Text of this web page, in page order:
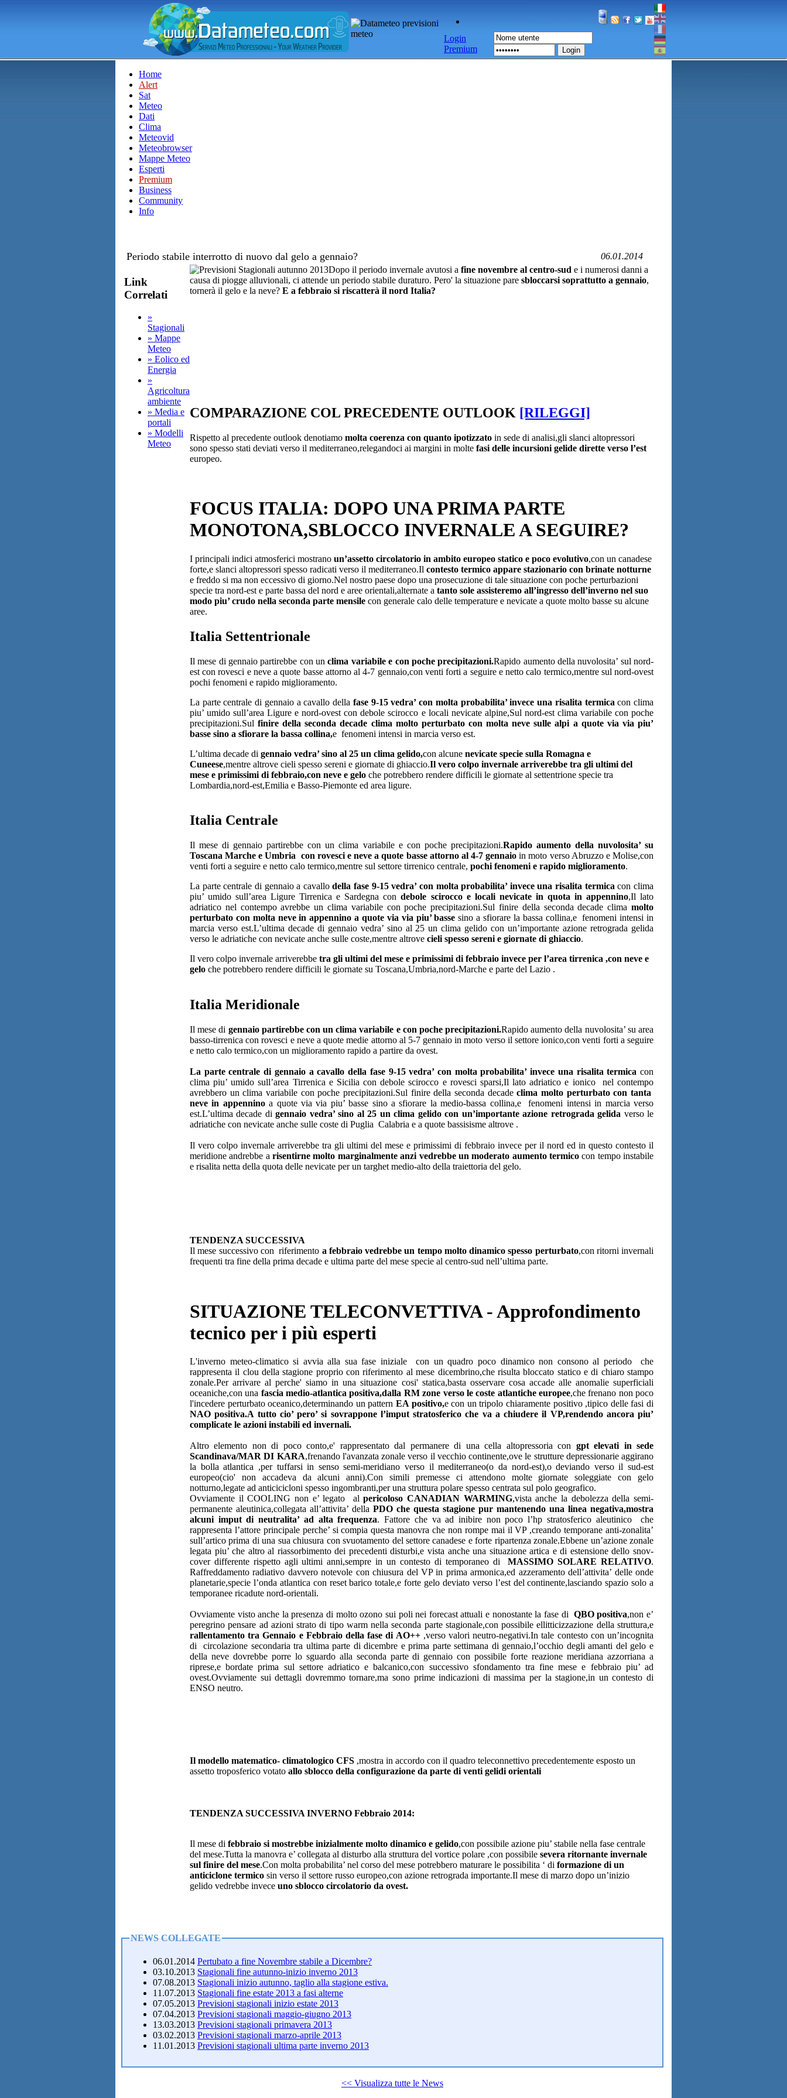
Login
Premium
Login
Home
Alert
Sat
Meteo
Dati
Clima
Meteovid
Meteobrowser
Mappe Meteo
Esperti
Premium
Business
Community
Info
Periodo stabile interrotto di nuovo dal gelo a gennaio? 06.01.2014
Link
Correlati
»
Stagionali
» Mappe
Meteo
» Eolico ed
Energia
»
Agricoltura
ambiente
» Media e
portali
» Modelli
Meteo
Dopo il periodo invernale avutosi a fine novembre al centro-sud e i numerosi danni a
causa di piogge alluvionali, ci attende un periodo stabile duraturo. Pero' la situazione pare sbloccarsi soprattutto a gennaio,
tornerà il gelo e la neve? E a febbraio si riscatterà il nord Italia?
COMPARAZIONE COL PRECEDENTE OUTLOOK [RILEGGI]
Rispetto al precedente outlook denotiamo molta coerenza con quanto ipotizzato in sede di analisi,gli slanci altopressori
sono spesso stati deviati verso il mediterraneo,relegandoci ai margini in molte fasi delle incursioni gelide dirette verso l’est
europeo.
FOCUS ITALIA: DOPO UNA PRIMA PARTE
MONOTONA,SBLOCCO INVERNALE A SEGUIRE?
I principali indici atmosferici mostrano un’assetto circolatorio in ambito europeo statico e poco evolutivo,con un canadese
forte,e slanci altopressori spesso radicati verso il mediterraneo.Il contesto termico appare stazionario con brinate notturne
e freddo si ma non eccessivo di giorno.Nel nostro paese dopo una prosecuzione di tale situazione con poche perturbazioni
specie tra nord-est e parte bassa del nord e aree orientali,alternate a tanto sole assisteremo all’ingresso dell’inverno nel suo
modo piu’ crudo nella seconda parte mensile con generale calo delle temperature e nevicate a quote molto basse su alcune
aree.
Italia Settentrionale
Il mese di gennaio partirebbe con unclima variabile e con poche precipitazioni.Rapido aumento della nuvolosita’ sul nord-
est con rovesci e neve a quote basse attorno al 4-7 gennaio,con venti forti a seguire e netto calo termico,mentre sul nord-ovest
pochi fenomeni e rapido miglioramento.
La parte centrale di gennaio a cavallo della fase 9-15 vedra’ con molta probabilita’ invece una risalita termica con clima
piu’ umido sull’area Ligure e nord-ovest con debole scirocco e locali nevicate alpine,Sul nord-est clima variabile con poche
precipitazioni.Sulfinire della seconda decade clima molto perturbato con molta neve sulle alpi a quote via via piu’
basse sino a sfiorare la bassa collina,e fenomeni intensi in marcia verso est.
L’ultima decade di gennaio vedra’ sino al 25 un clima gelido,con alcune nevicate specie sulla Romagna e
Cuneese,mentre altrove cieli spesso sereni e giornate di ghiaccio.Il vero colpo invernale arriverebbe tra gli ultimi del
mese e primissimi di febbraio,con neve e gelo che potrebbero rendere difficili le giornate al settentrione specie tra
Lombardia,nord-est,Emilia e Basso-Piemonte ed area ligure.
Italia Centrale
Il mese di gennaio partirebbe con un clima variabile e con poche precipitazioni.Rapido aumento della nuvolosita’ su
Toscana Marche e Umbria con rovesci e neve a quote basse attorno al 4-7 gennaio in moto verso Abruzzo e Molise,con
venti forti a seguire e netto calo termico,mentre sul settore tirrenico centrale, pochi fenomeni e rapido miglioramento.
La parte centrale di gennaio a cavallodella fase 9-15 vedra’ con molta probabilita’ invece una risalita termica con clima
piu’ umido sull’area Ligure Tirrenica e Sardegna con debole scirocco e locali nevicate in quota in appennino,Il lato
adriatico nel contempo avrebbe un clima variabile con poche precipitazioni.Sul finire della seconda decade clima molto
perturbato con molta neve in appennino a quote via via piu’ basse sino a sfiorare la bassa collina,e fenomeni intensi in
marcia verso est.L’ultima decade di gennaio vedra’ sino al 25 un clima gelido con un’importante azione retrograda gelida
verso le adriatiche con nevicate anche sulle coste,mentre altrove cieli spesso sereni e giornate di ghiaccio.
Il vero colpo invernale arriverebbe tra gli ultimi del mese e primissimi di febbraio invece per l’area tirrenica ,con neve e
gelo che potrebbero rendere difficili le giornate su Toscana,Umbria,nord-Marche e parte del Lazio .
Italia Meridionale
Il mese di gennaio partirebbe con un clima variabile e con poche precipitazioni.Rapido aumento della nuvolosita’ su area
basso-tirrenica con rovesci e neve a quote medie attorno al 5-7 gennaio in moto verso il settore ionico,con venti forti a seguire
e netto calo termico,con un miglioramento rapido a partire da ovest.
La parte centrale di gennaio a cavallo della fase 9-15 vedra’ con molta probabilita’ invece una risalita termica con
clima piu’ umido sull’area Tirrenica e Sicilia con debole scirocco e rovesci sparsi,Il lato adriatico e ionico nel contempo
avrebbero un clima variabile con poche precipitazioni.Sul finire della seconda decadeclima molto perturbato con tanta
neve in appenninoa quote via via piu’ basse sino a sfiorare la medio-bassa collina,e fenomeni intensi in marcia verso
est.L’ultima decade di gennaio vedra’ sino al 25 un clima gelido con un’importante azione retrograda gelida verso le
adriatiche con nevicate anche sulle coste di Puglia Calabria e a quote bassisisme altrove .
Il vero colpo invernale arriverebbe tra gli ultimi del mese e primissimi di febbraio invece per il nord ed in questo contesto il
meridione andrebbe arisentirne molto marginalmente anzi vedrebbe un moderato aumento termicocon tempo instabile
e risalita netta della quota delle nevicate per un targhet medio-alto della traiettoria del gelo.
TENDENZA SUCCESSIVA
Il mese successivo con riferimento a febbraio vedrebbe un tempo molto dinamico spesso perturbato,con ritorni invernali
frequenti tra fine della prima decade e ultima parte del mese specie al centro-sud nell’ultima parte.
SITUAZIONE TELECONVETTIVA - Approfondimento
tecnico per i più esperti
L'inverno meteo-climatico si avvia alla sua fase iniziale con un quadro poco dinamico non consono al periodo
che
rappresenta il clou della stagione proprio con riferimento al mese dicembrino,che risulta bloccato statico e di chiaro stampo
zonale.Per arrivare al perche' siamo in una situazione cosi' statica,basta osservare cosa accade alle anomalie superficiali
oceaniche,con una fascia medio-atlantica positiva,dalla RM zone verso le coste atlantiche europee,che frenano non poco
l'incedere perturbato oceanico,determinando un pattern EA positivo,e con un tripolo chiaramente positivo ,tipico delle fasi di
NAO positiva.A tutto cio’ pero’ si sovrappone l’imput stratosferico che va a chiudere il VP,rendendo ancora piu’
complicate le azioni instabili ed invernali.
Altro elemento non di poco conto,e' rappresentato dal permanere di una cella altopressoria con gpt elevati in sede
Scandinava/MAR DI KARA,frenando l'avanzata zonale verso il vecchio continente,ove le strutture depressionarie aggirano
la bolla atlantica ,per tuffarsi in senso semi-meridiano verso il mediterraneo(o da nord-est),o deviando verso il sud-est
europeo(cio' non accadeva da alcuni anni).Con simili premesse ci attendono molte giornate soleggiate con gelo
notturno,legate ad anticicicloni spesso ingombranti,per una struttura polare spesso centrata sul polo geografico.
Ovviamente il COOLING non e’ legato
alpericoloso CANADIAN WARMING,vista anche la debolezza della semi-
permanente aleutinica,collegata all’attivita’ della PDO che questa stagione pur mantenendo una linea negativa,mostra
alcuni imput di neutralita’ ad alta frequenza. Fattore che va ad inibire non poco l’hp stratosferico aleutinico che
rappresenta l’attore principale perche’ si compia questa manovra che non rompe mai il VP ,creando temporane anti-zonalita’
sull’artico prima di una sua chiusura con svuotamento del settore canadese e forte ripartenza zonale.Ebbene un’azione zonale
legata piu’ che altro al riassorbimento dei precedenti disturbi,e vista anche una situazione artica e di estensione dello snov-
cover differente rispetto agli ultimi anni,sempre in un contesto di temporaneo di
MASSIMO SOLARE RELATIVO.
Raffreddamento radiativo davvero notevole con chiusura del VP in prima armonica,ed azzeramento dell’attivita’ delle onde
planetarie,specie l’onda atlantica con reset barico totale,e forte gelo deviato verso l’est del continente,lasciando spazio solo a
temporanee ricadute nord-orientali.
Ovviamente visto anche la presenza di molto ozono sui poli nei forecast attuali e nonostante la fase di QBO positiva,non e’
peregrino pensare ad azioni strato di tipo warm nella seconda parte stagionale,con possibile ellitticizzazione della struttura,e
rallentamento tra Gennaio e Febbraio della fase di AO++,verso valori neutro-negativi.In tale contesto con un’incognita
di circolazione secondaria tra ultima parte di dicembre e prima parte settimana di gennaio,l’occhio degli amanti del gelo e
della neve dovrebbe porre lo sguardo alla seconda parte di gennaio con possibile forte reazione meridiana azzorriana a
riprese,e bordate prima sul settore adriatico e balcanico,con successivo sfondamento tra fine mese e febbraio piu’ ad
ovest.Ovviamente sui dettagli dovremmo tornare,ma sono prime indicazioni di massima per la stagione,in un contesto di
ENSO neutro.
Il modello matematico- climatologico CFS ,mostra in accordo con il quadro teleconnettivo precedentemente esposto un
assetto troposferico votato allo sblocco della configurazione da parte di venti gelidi orientali
TENDENZA SUCCESSIVA INVERNO Febbraio 2014:
Il mese di febbraio si mostrebbe inizialmente molto dinamico e gelido,con possibile azione piu’ stabile nella fase centrale
del mese.Tutta la manovra e’ collegata al disturbo alla struttura del vortice polare ,con possibile severa ritornante invernale
sul finire del mese.Con molta probabilita’ nel corso del mese potrebbero maturare le possibilita ‘ di formazione di un
anticiclone termico sin verso il settore russo europeo,con azione retrograda importante.Il mese di marzo dopo un’inizio
gelido vedrebbe invece uno sblocco circolatorio da ovest.
NEWS COLLEGATE
06.01.2014 Pertubato a fine Novembre stabile a Dicembre?
03.10.2013 Stagionali fine autunno-inizio inverno 2013
07.08.2013 Stagionali inizio autunno, taglio alla stagione estiva.
11.07.2013 Stagionali fine estate 2013 a fasi alterne
07.05.2013 Previsioni stagionali inizio estate 2013
07.04.2013 Previsioni stagionali maggio-giugno 2013
13.03.2013 Previsioni stagionali primavera 2013
03.02.2013 Previsioni stagionali marzo-aprile 2013
11.01.2013 Previsioni stagionali ultima parte inverno 2013
<< Visualizza tutte le News